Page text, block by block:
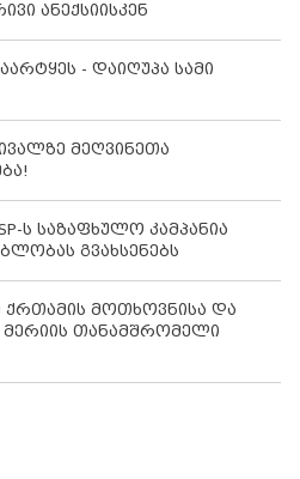
ანექსიისკენ
- დაიღუპა სამი
მეღვინეთა
ს საზაფხულო კამპანია
გვახსენებს
მოთხოვნისა და
მერიის თანამშრომელი